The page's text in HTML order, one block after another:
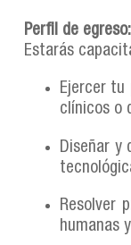
Perfil de egreso:
Estarás
Ejercer tu
clínicos o
Diseñar y
Resolver
humanas